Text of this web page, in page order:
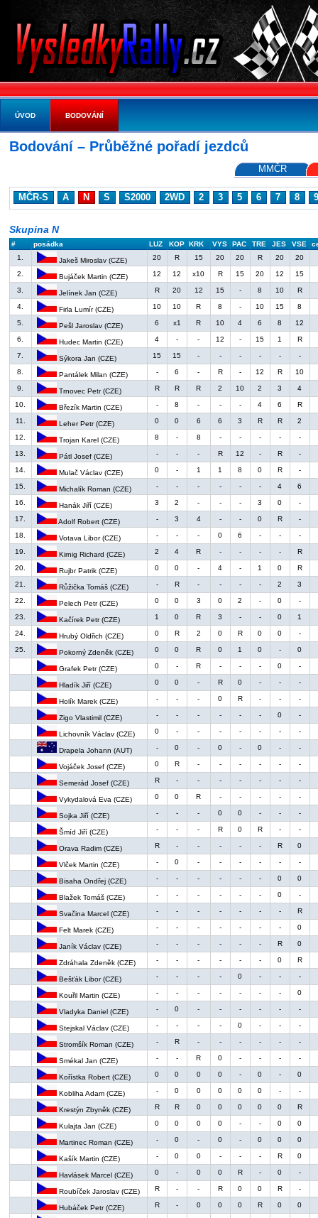
Bodování – Průběžné pořadí jezdců
MMČR
MČR-S A N S S2000 2WD 2 3 5 6 7 8
Skupina N
# posádka LUZ KOP KRK VYS PAC TRE JES VSE
1.
Jakeš Miroslav (CZE) 20 R 15 20 20 R 20 20
2. Bujáček Martin (CZE) 12 12 x10 R 15 20 12 15
3. Jelínek Jan (CZE) R 20 12 15 - 8 10 R
4. Firla Lumír (CZE) 10 10 R 8 - 10 15 8
5. Pešl Jaroslav (CZE) 6 x1 R 10 4 6 8 12
6. Hudec Martin (CZE) 4 - - 12 - 15 1 R
7. Sýkora Jan (CZE) 15 15 - - - - - -
8. Pantálek Milan (CZE) - 6 - R - 12 R 10
9. Trnovec Petr (CZE) R R R 2 10 2 3 4
10. Březík Martin (CZE) - 8 - - - 4 6 R
11. Leher Petr (CZE) 0 0 6 6 3 R R 2
12. Trojan Karel (CZE) 8 - 8 - - - - -
13. Pátl Josef (CZE) - - - R 12 - R -
14. Mulač Václav (CZE) 0 - 1 1 8 0 R -
15. Michalík Roman (CZE) - - - - - - 4 6
16. Hanák Jiří (CZE) 3 2 - - - 3 0 -
17. Adolf Robert (CZE) - 3 4 - - 0 R -
18. Votava Libor (CZE) - - - 0 6 - - -
19. Kirnig Richard (CZE) 2 4 R - - - - R
20. Rujbr Patrik (CZE) 0 0 - 4 - 1 0 R
21. Růžička Tomáš (CZE) - R - - - - 2 3
22. Pelech Petr (CZE) 0 0 3 0 2 - 0 -
23. Kačírek Petr (CZE) 1 0 R 3 - - 0 1
24. Hrubý Oldřich (CZE) 0 R 2 0 R 0 0 -
25. Pokorný Zdeněk (CZE) 0 0 R 0 1 0 - 0
Grafek Petr (CZE) 0 - R - - - 0 -
Hladík Jiří (CZE) 0 0 - R 0 - - -
Holík Marek (CZE) - - - 0 R - - -
Zigo Vlastimil (CZE) - - - - - - 0 -
Lichovník Václav (CZE) 0 - - - - - - -
Drapela Johann (AUT) - 0 - 0 - 0 - -
Vojáček Josef (CZE) 0 R - - - - - -
Semerád Josef (CZE) R - - - - - - -
Vykydalová Eva (CZE) 0 0 R - - - - -
Sojka Jiří (CZE) - - - 0 0 - - -
Šmíd Jiří (CZE) - - - R 0 R - -
Orava Radim (CZE) R - - - - - R 0
Vlček Martin (CZE) - 0 - - - - - -
Bisaha Ondřej (CZE) - - - - - - 0 0
Blažek Tomáš (CZE) - - - - - - 0 -
Svačina Marcel (CZE) - - - - - - - R
Felt Marek (CZE) - - - - - - - 0
Janík Václav (CZE) - - - - - - R 0
Zdráhala Zdeněk (CZE) - - - - - - 0 R
Bešťák Libor (CZE) - - - - 0 - - -
Kouřil Martin (CZE) - - - - - - - 0
Vladyka Daniel (CZE) - 0 - - - - - -
Stejskal Václav (CZE) - - - - 0 - - -
Stromšík Roman (CZE) - R - - - - - -
Smékal Jan (CZE) - - R 0 - - - -
Kořístka Robert (CZE) 0 0 0 0 - 0 - 0
Kobliha Adam (CZE) - 0 0 0 0 0 - -
Krestýn Zbyněk (CZE) R R 0 0 0 0 0 R
Kulajta Jan (CZE) 0 0 0 0 - - 0 0
Martinec Roman (CZE) - 0 - 0 - 0 0 0
Kašík Martin (CZE) - 0 0 - - - R 0
Havlásek Marcel (CZE) 0 - 0 0 R - 0 -
Roubíček Jaroslav (CZE) R - - R 0 0 R -
Hubáček Petr (CZE) R - 0 0 0 R 0 0
ÚVOD BODOVÁNÍ